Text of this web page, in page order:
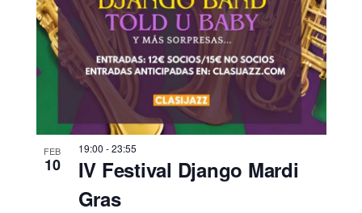
FEB
10
19:00 -23:55
IV Festival Django Mardi
Gras